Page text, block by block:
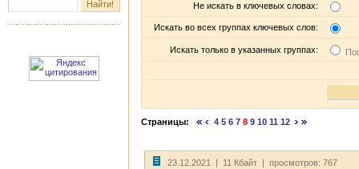
Не искать в ключевых словах:
Искать во всех группах ключевых слов:
Искать только в указанных группах:
Страницы: 4 5 6 7 8 9 10 11 12
23.12.2021 | 11 Кбайт | просмотров: 767